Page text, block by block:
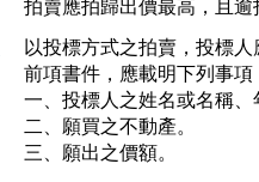
以投標方式之拍賣，投標
前項書件，應載明下列事項
一、投標人之姓名或名稱
二、願買之不動產。